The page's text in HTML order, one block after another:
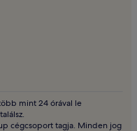
mint 24 órával le
cégcsoport tagja. Minden jog